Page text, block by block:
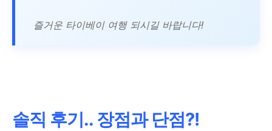
체크인: 15:00~19:30, 체크아
반려동물 동반 가능
즐거운 타이베이 여행 되시길 바랍니다!
솔직 후기.. 장점과 단점?!